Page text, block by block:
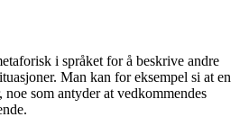
i språket for å beskrive andre
Man kan for eksempel si at en
som antyder at vedkommendes